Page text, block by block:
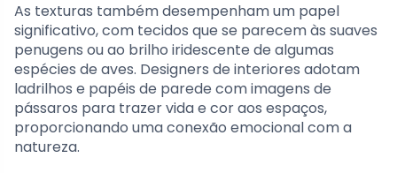
As texturas também desempenham um papel
significativo, com tecidos que se parecem às suaves
penugens ou ao brilho iridescente de algumas
espécies de aves. Designers de interiores adotam
ladrilhos e papéis de parede com imagens de
pássaros para trazer vida e cor aos espaços,
proporcionando uma conexão emocional com a
natureza.